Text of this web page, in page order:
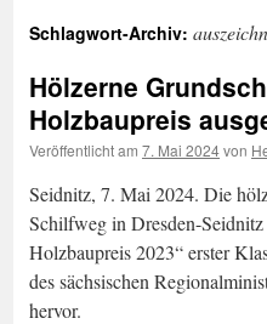
Schlagwort-Archiv:
Hölzerne
Holzbaupreis
Veröffentlicht am 7. Mai 2024von
Seidnitz, 7. Mai 2024. Die
Schilfweg in Dresden-Seidnitz
Holzbaupreis 2023“ erster
des sächsischen
hervor.